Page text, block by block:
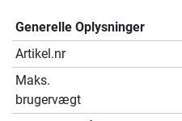
Generelle Oplysninger
Artikel.nr
Maks.
brugervægt